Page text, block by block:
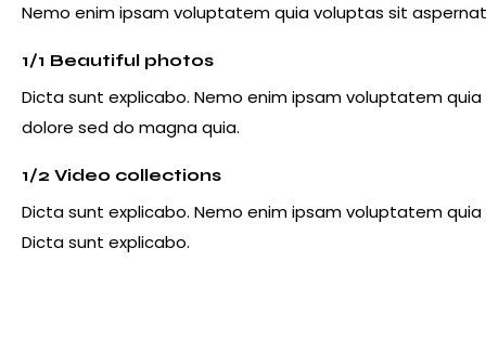
Nemo enim ipsam voluptatem quia voluptas sit
1/1 Beautiful photos
Dicta sunt explicabo. Nemo enim ipsam voluptatem
dolore sed do magna quia.
1/2 Video collections
Dicta sunt explicabo. Nemo enim ipsam voluptatem
Dicta sunt explicabo.